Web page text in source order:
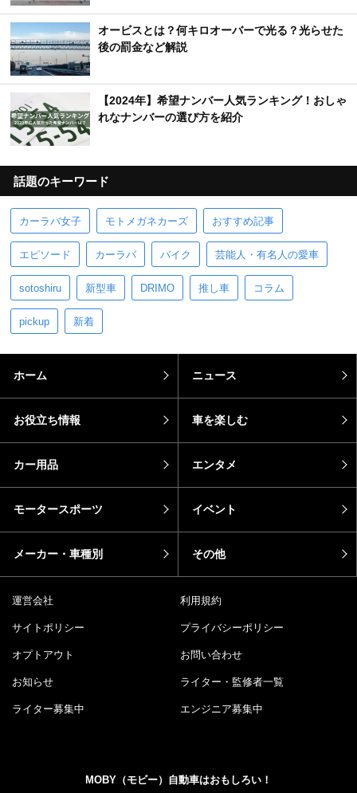
オービスとは？何キロオーバーで光る？光らせた
後の罰金など解説
【2024年】希望ナンバー人気ランキング！おしゃ
れなナンバーの選び方を紹介
話題のキーワード
カーラバ女子 モトメガネカーズ おすすめ記事
エピソード カーラバ バイク 芸能人・有名人の愛車
sotoshiru 新型車 DRIMO 推し車 コラム
pickup 新着
ホーム ニュース
お役立ち情報 車を楽しむ
カー用品 エンタメ
モータースポーツ イベント
メーカー・車種別 その他
運営会社 利用規約
サイトポリシー プライバシーポリシー
オプトアウト お問い合わせ
お知らせ ライター・監修者一覧
ライター募集中 エンジニア募集中
MOBY（モビー）自動車はおもしろい！